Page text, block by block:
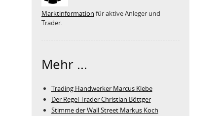
Marktinformation für aktive Anleger und
Trader.
Mehr ...
Trading Handwerker Marcus Klebe
Der Regel Trader Christian Böttger
Stimme der Wall Street Markus Koch